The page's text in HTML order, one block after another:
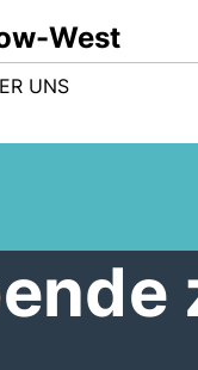
West
UNS